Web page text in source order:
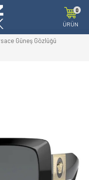
0
ÜRÜN
Güneş Gözlüğü